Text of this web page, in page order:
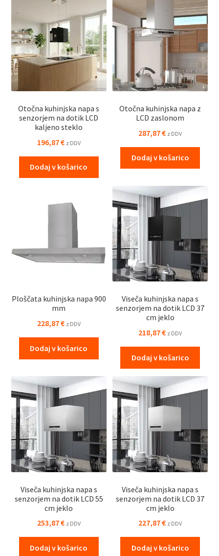
Otočna kuhinjska napa s
senzorjem na dotik LCD
kaljeno steklo
196,87€ z DDV
Dodaj v košarico
Otočna kuhinjska napa z
LCD zaslonom
287,87€ z DDV
Dodaj v košarico
Ploščata kuhinjska napa 900
mm
228,87€ z DDV
Dodaj v košarico
Viseča kuhinjska napa s
senzorjem na dotik LCD 37
cm jeklo
218,87€ z DDV
Dodaj v košarico
Viseča kuhinjska napa s
senzorjem na dotik LCD 55
cm jeklo
253,87€ z DDV
Dodaj v košarico
Viseča kuhinjska napa s
senzorjem na dotik LCD 37
cm jeklo
227,87€ z DDV
Dodaj v košarico